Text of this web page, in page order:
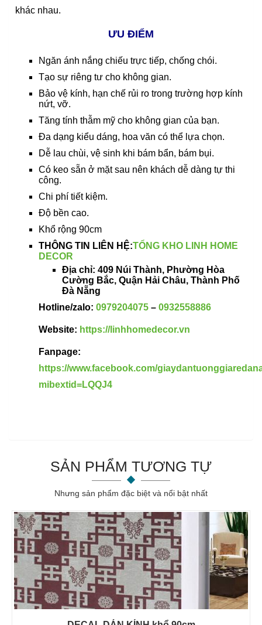
khác nhau.
ƯU ĐIỂM
Ngăn ánh nắng chiếu trực tiếp, chống chói.
Tạo sự riêng tư cho không gian.
Bảo vệ kính, hạn chế rủi ro trong trường hợp kính
nứt, vỡ.
Tăng tính thẫm mỹ cho không gian của bạn.
Đa dạng kiểu dáng, hoa văn có thể lựa chọn.
Dễ lau chùi, vệ sinh khi bám bẩn, bám bụi.
Có keo sẵn ở mặt sau nên khách dễ dàng tự thi
công.
Chi phí tiết kiệm.
Độ bền cao.
Khổ rộng 90cm
THÔNG TIN LIÊN HỆ:TỔNG KHO LINH HOME
DECOR
Địa chỉ: 409 Núi Thành, Phường Hòa
Cường Bắc, Quận Hải Châu, Thành Phố
Đà Nẵng
Hotline/zalo: 0979204075 – 0932558886
Website: https://linhhomedecor.vn
Fanpage:
https://www.facebook.com/
mibextid=LQQJ4
SẢN PHẨM TƯƠNG TỰ
Nhưng sản phẩm đặc biệt và nổi bật nhất